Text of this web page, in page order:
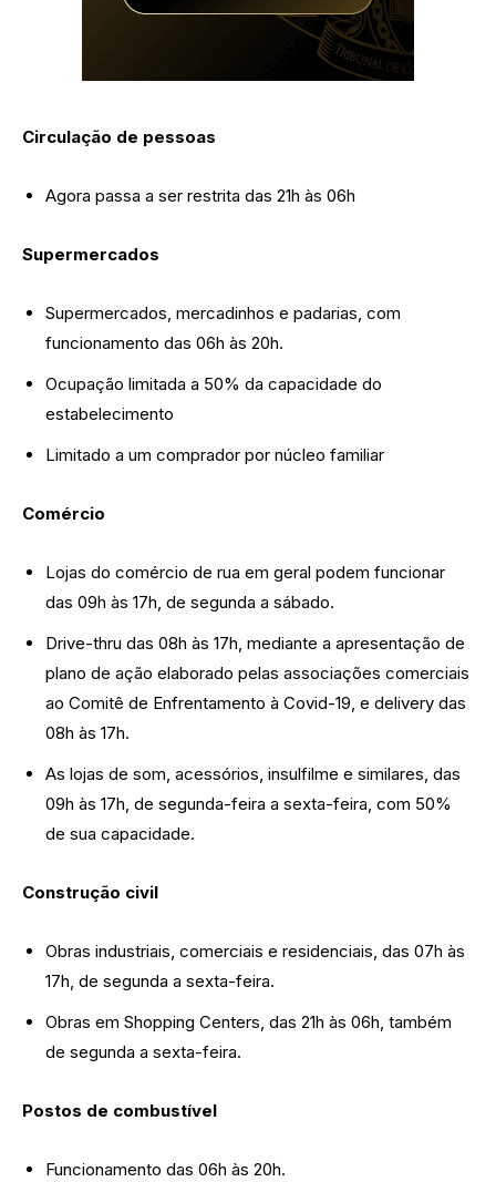
Circulação de pessoas
Agora passa a ser restrita das 21h às 06h
Supermercados
Supermercados, mercadinhos e padarias, com
funcionamento das 06h às 20h.
Ocupação limitada a 50% da capacidade do
estabelecimento
Limitado a um comprador por núcleo familiar
Comércio
Lojas do comércio de rua em geral podem funcionar
das 09h às 17h, de segunda a sábado.
Drive-thru das 08h às 17h, mediante a apresentação de
plano de ação elaborado pelas associações comerciais
ao Comitê de Enfrentamento à Covid-19, e delivery das
08h às 17h.
As lojas de som, acessórios, insulfilme e similares, das
09h às 17h, de segunda-feira a sexta-feira, com 50%
de sua capacidade.
Construção civil
Obras industriais, comerciais e residenciais, das 07h às
17h, de segunda a sexta-feira.
Obras em Shopping Centers, das 21h às 06h, também
de segunda a sexta-feira.
Postos de combustível
Funcionamento das 06h às 20h.